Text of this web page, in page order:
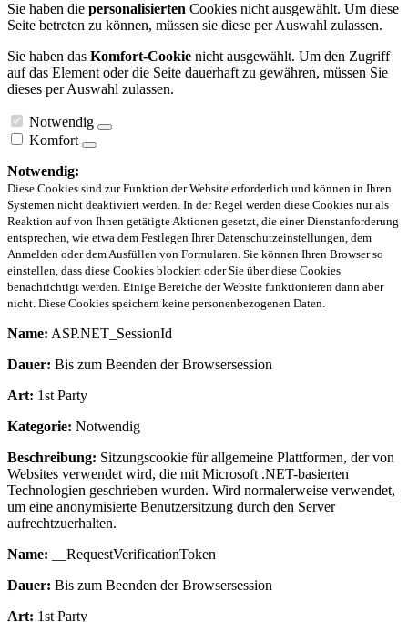
Sie haben die personalisierten Cookies nicht ausgewählt. Um diese
Seite betreten zu können, müssen sie diese per Auswahl zulassen.
Sie haben das Komfort-Cookie nicht ausgewählt. Um den Zugriff
auf das Element oder die Seite dauerhaft zu gewähren, müssen Sie
dieses per Auswahl zulassen.
Notwendig
Komfort
Notwendig:
Diese Cookies sind zur Funktion der Website erforderlich und können in Ihren
Systemen nicht deaktiviert werden. In der Regel werden diese Cookies nur als
Reaktion auf von Ihnen getätigte Aktionen gesetzt, die einer Dienstanforderung
entsprechen, wie etwa dem Festlegen Ihrer Datenschutzeinstellungen, dem
Anmelden oder dem Ausfüllen von Formularen. Sie können Ihren Browser so
einstellen, dass diese Cookies blockiert oder Sie über diese Cookies
benachrichtigt werden. Einige Bereiche der Website funktionieren dann aber
nicht. Diese Cookies speichern keine personenbezogenen Daten.
Name: ASP.NET_SessionId
Dauer: Bis zum Beenden der Browsersession
Art: 1st Party
Kategorie: Notwendig
Beschreibung: Sitzungscookie für allgemeine Plattformen, der von
Websites verwendet wird, die mit Microsoft .NET-basierten
Technologien geschrieben wurden. Wird normalerweise verwendet,
um eine anonymisierte Benutzersitzung durch den Server
aufrechtzuerhalten.
Name: __RequestVerificationToken
Dauer: Bis zum Beenden der Browsersession
Art: 1st Party